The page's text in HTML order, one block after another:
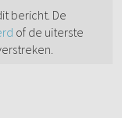
bericht. De
of de uiterste